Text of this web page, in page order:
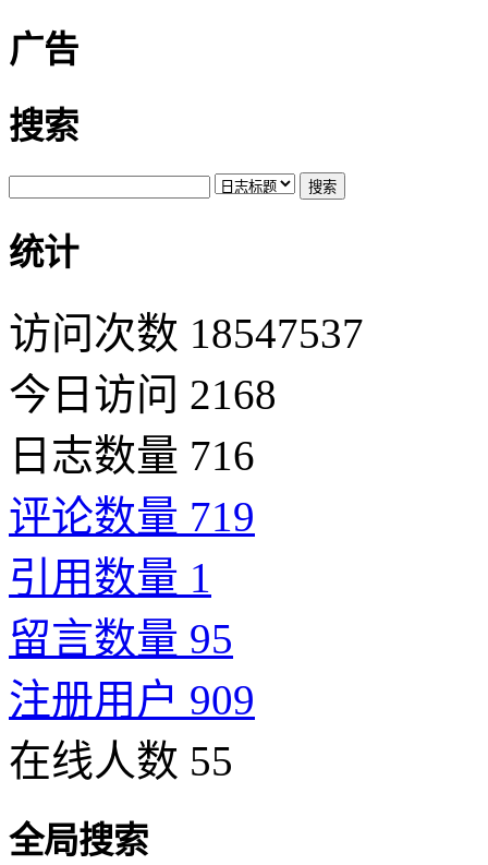
广告
搜索
统计
访问次数 18547537
今日访问 2168
日志数量 716
评论数量 719
引用数量 1
留言数量 95
注册用户 909
在线人数 55
全局搜索